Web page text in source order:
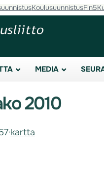
KoulusuunnistusFin5
MEDIA
2010
·kartta